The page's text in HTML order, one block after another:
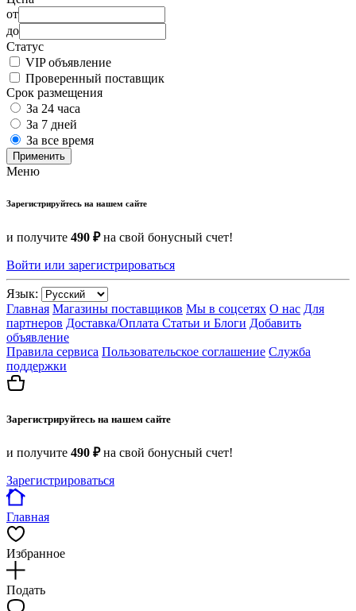
от
до
Статус
VIP объявление
Проверенный поставщик
Срок размещения
За 24 часа
За 7 дней
За все время
Применить
Меню
Зарегистрируйтесь на нашем сайте
и получите 490 ₽на свой бонусный счет!
Войти или зарегистрироваться
Язык:
Главная Магазины поставщиков Мы в соцсетях О нас Для
партнеров Доставка/Оплата Статьи и Блоги Добавить
объявление
Правила сервиса Пользовательское соглашение Служба
поддержки
Зарегистрируйтесь на нашем сайте
и получите 490 ₽на свой бонусный счет!
Зарегистрироваться
Главная
Избранное
Подать